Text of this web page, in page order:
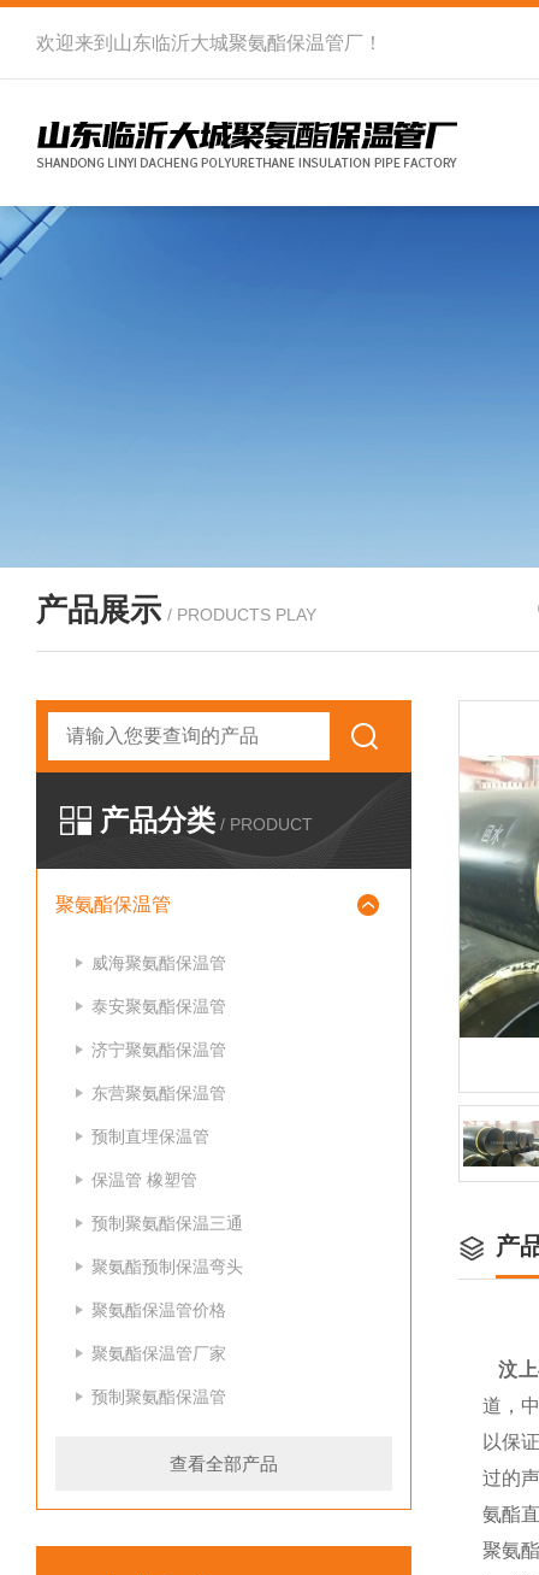
欢迎来到 山东临沂大城聚氨酯保温管厂 ！
产品展示 / PRODUCTS PLAY
产品分类 / PRODUCT
聚氨酯保温管
威海聚氨酯保温管
泰安聚氨酯保温管
济宁聚氨酯保温管
东营聚氨酯保温管
预制直埋保温管
保温管 橡塑管
预制聚氨酯保温三通
聚氨酯预制保温弯头
聚氨酯保温管价格
聚氨酯保温管厂家
预制聚氨酯保温管
查看全部产品
产
汶
道，
以保
过的
氨酯
聚氨